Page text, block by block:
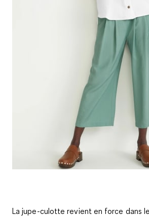
La jupe-culotte revient en force dans